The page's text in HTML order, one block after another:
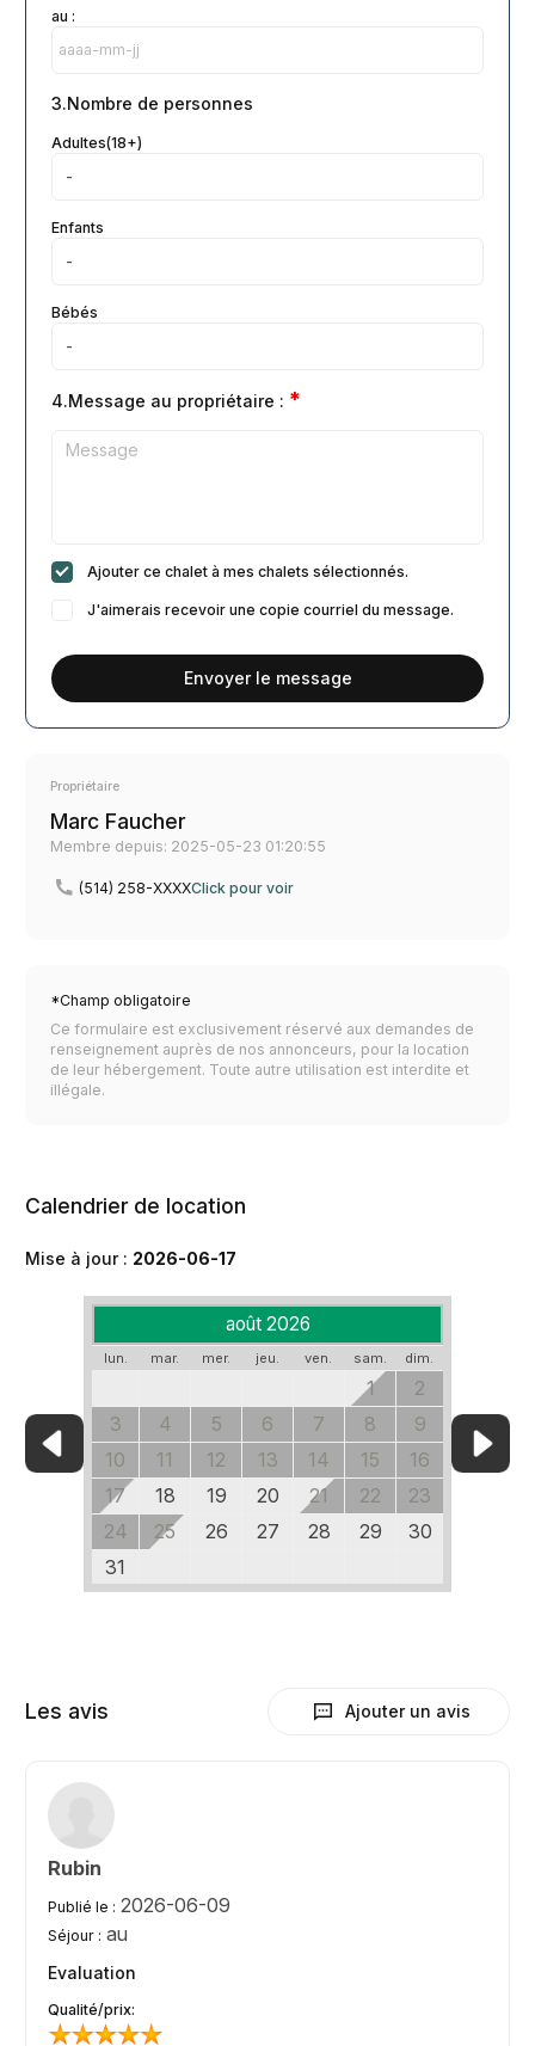
Propriétaire
Marc Faucher
Membre depuis: 2025-05-23 01:20:55
(514) 258-XXXXClick pour voir
*Champ obligatoire
Ce formulaire est exclusivement réservé aux demandes de
renseignement auprès de nos annonceurs, pour la location
de leur hébergement. Toute autre utilisation est interdite et
illégale.
au :
3.Nombre de personnes
Adultes(18+)
Enfants
Bébés
4.Message au propriétaire : *
Ajouter ce chalet à mes chalets sélectionnés.
J'aimerais recevoir une copie courriel du message.
Envoyer le message
Calendrier de location
Mise à jour : 2026-06-17
août 2026
lun. mar. mer. jeu. ven. sam. dim.
1
2
3
4 5 6 7 8
9
10
11 12 13 14 15
16
17
18 19 20 21 22
23
24
25 26 27 28 29
30
31
Les avis Ajouter un avis
Rubin
Publié le : 2026-06-09
Séjour : au
Evaluation
Qualité/prix: